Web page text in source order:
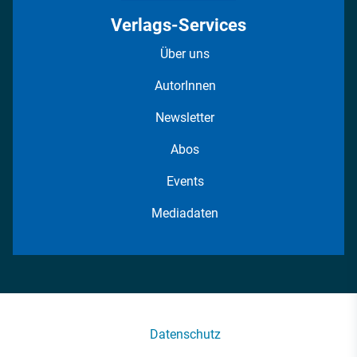
Verlags-Services
Über uns
AutorInnen
Newsletter
Abos
Events
Mediadaten
Datenschutz